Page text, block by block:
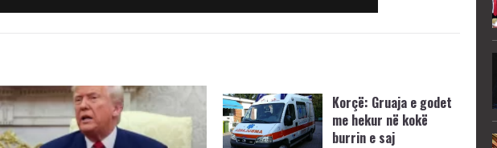
Korçë: Gruaja e godet
me hekur në kokë
burrin e saj